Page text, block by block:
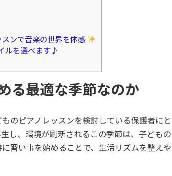
ンで音楽の世界を体感
ルを選べます♪
る最適な季節なのか
のピアノレッスンを検討している保護者にと
し、環境が刷新されるこの季節は、子どもの
習い事を始めることで、生活リズムを整えや